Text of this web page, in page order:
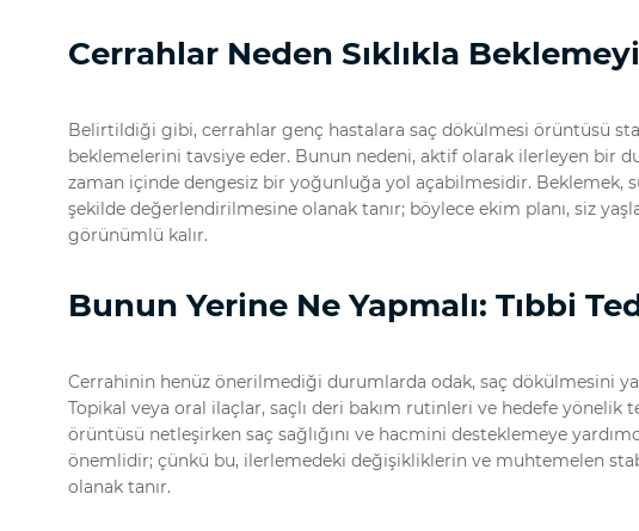
Cerrahlar Neden Sıklıkla
Belirtildiği gibi, cerrahlar genç hastalara saç dökülmesi örüntüsü
beklemelerini tavsiye eder. Bunun nedeni, aktif olarak ilerleyen bir
zaman içinde dengesiz bir yoğunluğa yol açabilmesidir. Beklemek,
şekilde değerlendirilmesine olanak tanır; böylece ekim planı, siz
görünümlü kalır.
Bunun Yerine Ne Yapmalı: Tıbbi
Cerrahinin henüz önerilmediği durumlarda odak, saç dökülmesini
Topikal veya oral ilaçlar, saçlı deri bakım rutinleri ve hedefe
örüntüsü netleşirken saç sağlığını ve hacmini desteklemeye
önemlidir; çünkü bu, ilerlemedeki değişikliklerin ve muhtemelen
olanak tanır.